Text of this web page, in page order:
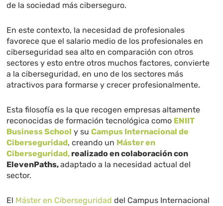
de la sociedad más ciberseguro.
En este contexto, la necesidad de profesionales
favorece que el salario medio de los profesionales en
ciberseguridad sea alto en comparación con otros
sectores y esto entre otros muchos factores, convierte
a la ciberseguridad, en uno de los sectores más
atractivos para formarse y crecer profesionalmente.
Esta filosofía es la que recogen empresas altamente
reconocidas de formación tecnológica como ENIIT
Business School y suCampus Internacional de
Ciberseguridad, creando un Máster en
Ciberseguridad, realizado en colaboración con
ElevenPaths,adaptado a la necesidad actual del
sector.
El Máster en Ciberseguridad del Campus Internacional